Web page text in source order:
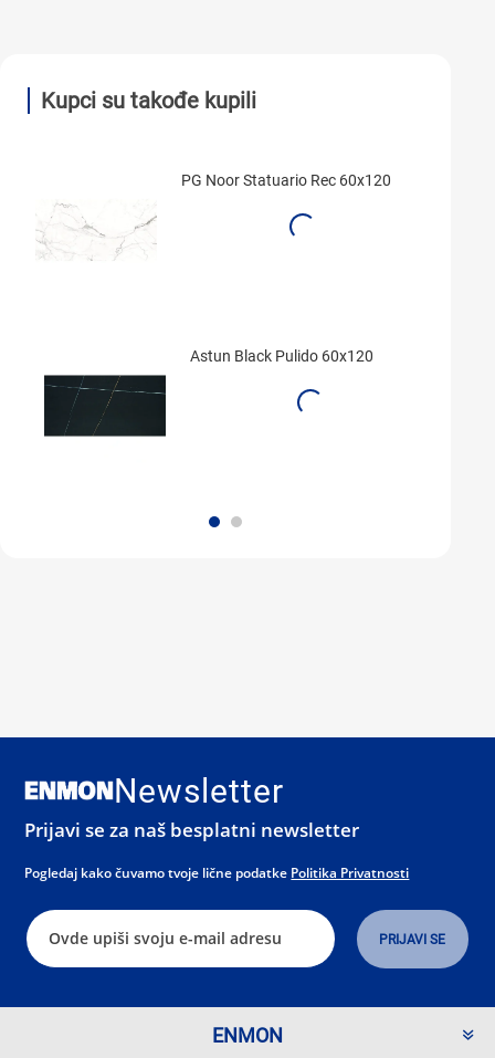
Kupci su takođe kupili
PG Noor Statuario Rec 60x120
Astun Black Pulido 60x120
Newsletter
Prijavi se za naš besplatni newsletter
Pogledaj kako čuvamo tvoje lične podatke Politika Privatnosti
ENMON